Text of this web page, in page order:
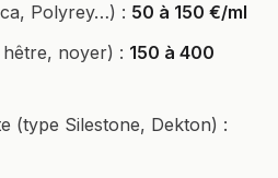
Polyrey…) : 50 à 150 €/ml
noyer) : 150 à 400
(type Silestone, Dekton) :